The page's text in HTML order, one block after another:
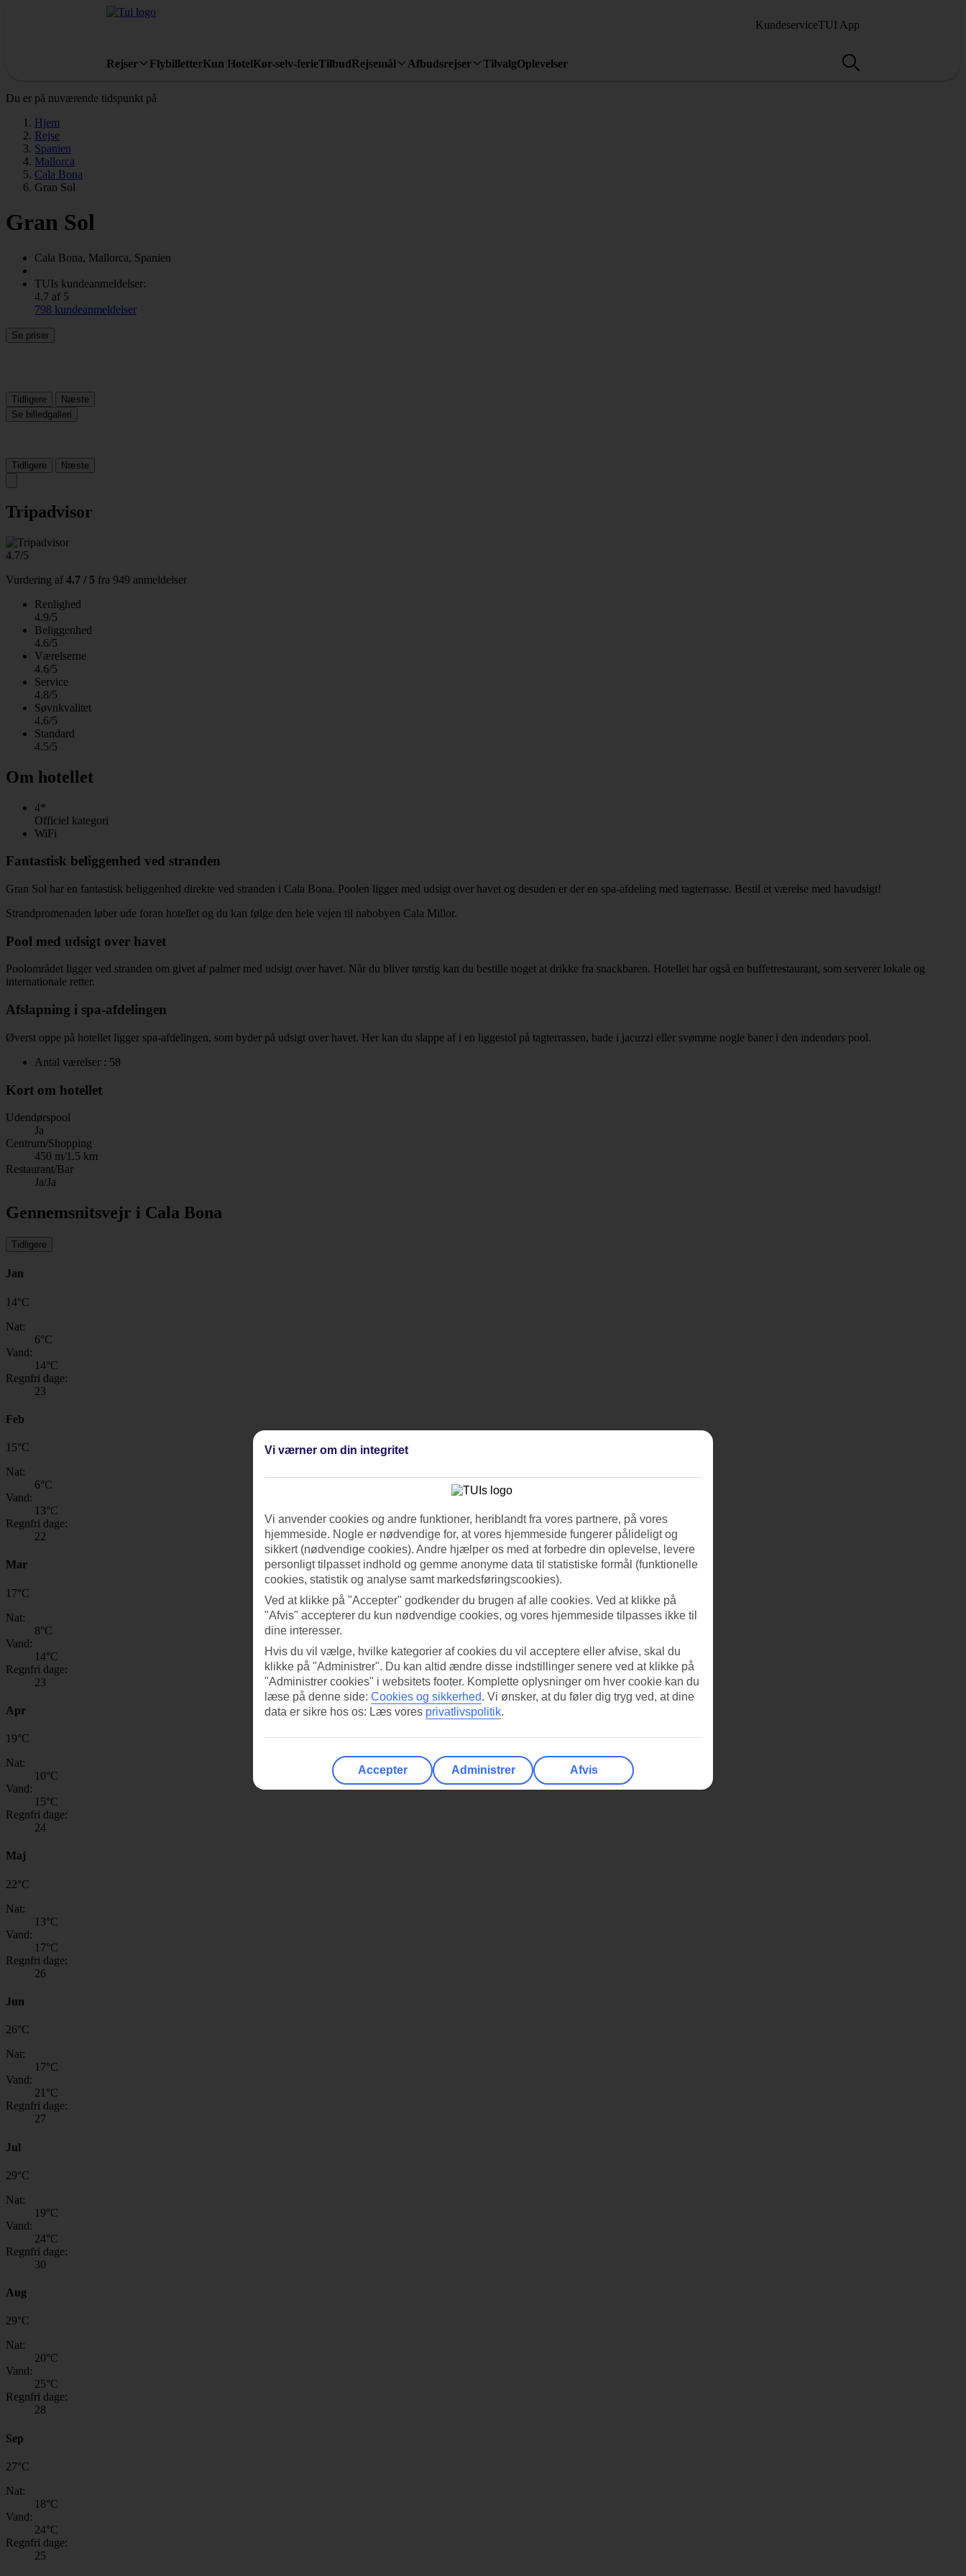
KundeserviceTUI App
Rejser FlybilletterKun HotelKør-selv-ferieTilbudRejsemål Afbudsrejser TilvalgOplevelser
Du er på nuværende tidspunkt på
Hjem
Rejse
Spanien
Mallorca
Cala Bona
Gran Sol
Gran Sol
Cala Bona, Mallorca, Spanien
TUIs kundeanmeldelser:
4.7 af 5
798 kundeanmeldelser
Se priser
Tidligere
Næste
Se billedgalleri
Tidligere Næste
Tripadvisor
4.7/5
Vurdering af 4.7 / 5 fra 949 anmeldelser
Renlighed
4.9/5
Beliggenhed
4.6/5
Værelserne
4.6/5
Service
4.8/5
Søvnkvalitet
4.6/5
Standard
4.5/5
Om hotellet
4*
Officiel kategori
WiFi
Fantastisk beliggenhed ved stranden
Gran Sol har en fantastisk beliggenhed direkte ved stranden i Cala Bona. Poolen ligger med udsigt over havet og desuden er der en spa-afdeling med tagterrasse. Bestil et værelse med havudsigt!
Strandpromenaden løber ude foran hotellet og du kan følge den hele vejen til nabobyen Cala Millor.
Pool med udsigt over havet
Poolområdet ligger ved stranden om givet af palmer med udsigt over havet. Når du bliver tørstig kan du bestille noget at drikke fra snackbaren. Hotellet har også en buffetrestaurant, som serverer lokale og
internationale retter.
Afslapning i spa-afdelingen
Øverst oppe på hotellet ligger spa-afdelingen, som byder på udsigt over havet. Her kan du slappe af i en liggestol på tagterrassen, bade i jacuzzi eller svømme nogle baner i den indendørs pool.
Antal værelser : 58
Kort om hotellet
Udendørspool
Ja
Centrum/Shopping
450 m/1.5 km
Restaurant/Bar
Ja/Ja
Gennemsnitsvejr i Cala Bona
Tidligere
Jan
14°C
Nat:
6°C
Vand:
14°C
Regnfri dage:
23
Feb
15°C
Nat:
6°C
Vand:
13°C
Regnfri dage:
22
Mar
17°C
Nat:
8°C
Vand:
14°C
Regnfri dage:
23
Apr
19°C
Nat:
10°C
Vand:
15°C
Regnfri dage:
24
Maj
22°C
Nat:
13°C
Vand:
17°C
Regnfri dage:
26
Jun
26°C
Nat:
17°C
Vand:
21 °C
Regnfri dage:
27
Jul
29°C
Nat:
19°C
Vand:
24°C
Regnfri dage:
30
Aug
29°C
Nat:
20°C
Vand:
25°C
Regnfri dage:
28
Sep
27°C
Nat:
18°C
Vand:
24°C
Regnfri dage:
25
Vi værner om din integritet
Vi anvender cookies og andre funktioner, heriblandt fra vores partnere, på vores
hjemmeside. Nogle er nødvendige for, at vores hjemmeside fungerer pålideligt og
sikkert (nødvendige cookies). Andre hjælper os med at forbedre din oplevelse, levere
personligt tilpasset indhold og gemme anonyme data til statistiske formål (funktionelle
cookies, statistik og analyse samt markedsføringscookies).
Ved at klikke på "Accepter" godkender du brugen af alle cookies. Ved at klikke på
"Afvis" accepterer du kun nødvendige cookies, og vores hjemmeside tilpasses ikke til
dine interesser.
Hvis du vil vælge, hvilke kategorier af cookies du vil acceptere eller afvise, skal du
klikke på "Administrer". Du kan altid ændre disse indstillinger senere ved at klikke på
"Administrer cookies" i websitets footer. Komplette oplysninger om hver cookie kan du
læse på denne side: Cookies og sikkerhed. Vi ønsker, at du føler dig tryg ved, at dine
data er sikre hos os: Læs vores privatlivspolitik.
Accepter Administrer Afvis